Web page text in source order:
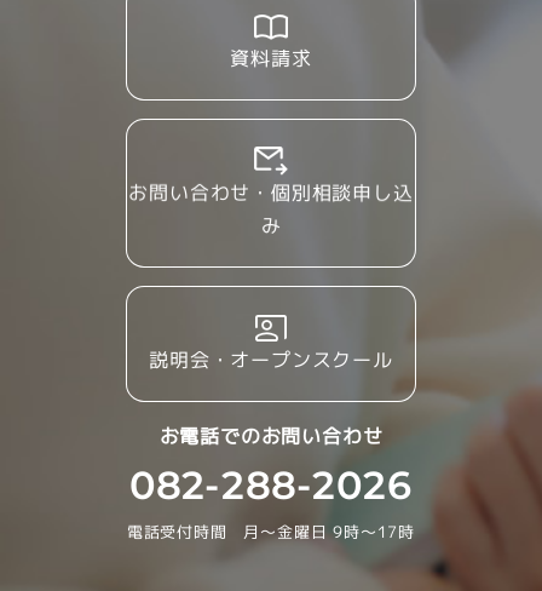
資料請求
お問い合わせ・個別相談申し込
み
説明会・オープンスクール
お電話でのお問い合わせ
082-288-2026
電話受付時間 月～金曜日 9時～17時